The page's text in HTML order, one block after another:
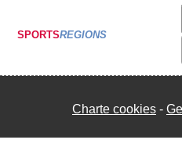
SPORTSREGIONS
Charte cookies